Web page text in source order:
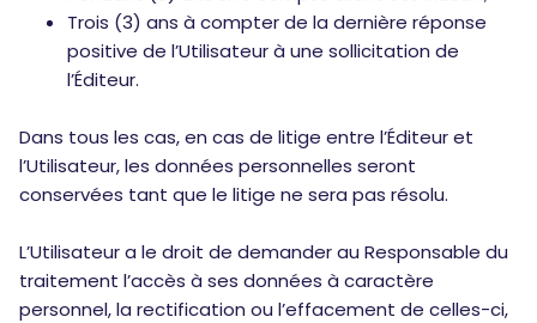
Trois (3) ans à compter de la dernière réponse
positive de l’Utilisateur à une sollicitation de
l’Éditeur.
Dans tous les cas, en cas de litige entre l’Éditeur et
l’Utilisateur, les données personnelles seront
conservées tant que le litige ne sera pas résolu.
L’Utilisateur a le droit de demander au Responsable du
traitement l’accès à ses données à caractère
personnel, la rectification ou l’effacement de celles-ci,